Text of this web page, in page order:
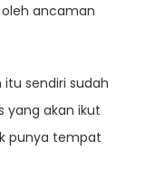
ancaman
itu sendiri sudah
yang akan ikut
punya tempat